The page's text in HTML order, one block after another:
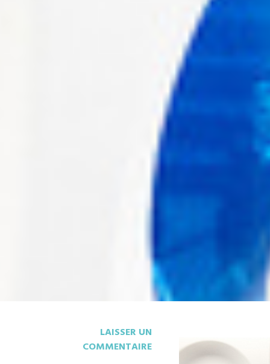
LAISSER UN
COMMENTAIRE